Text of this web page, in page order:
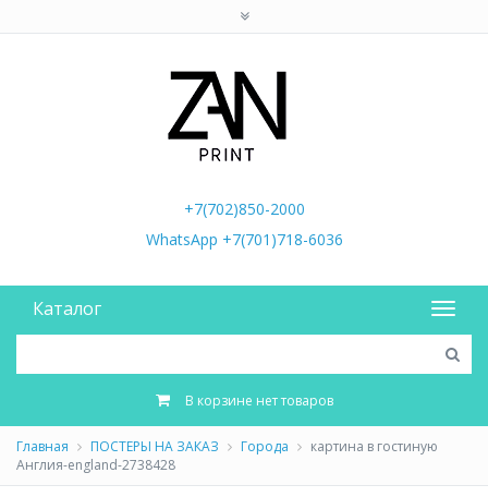
+7(702)850-2000
WhatsApp +7(701)718-6036
Каталог
В корзине нет товаров
Главная ПОСТЕРЫ НА ЗАКАЗ Города
картина в гостиную
Англия-england-2738428